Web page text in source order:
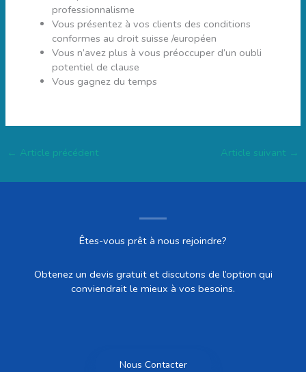
professionnalisme
Vous présentez à vos clients des conditions
conformes au droit suisse /européen
Vous n’avez plus à vous préoccuper d’un oubli
potentiel de clause
Vous gagnez du temps
← Article précédent Article suivant →
Êtes-vous prêt à nous rejoindre?
Obtenez un devis gratuit et discutons de l’option qui
conviendrait le mieux à vos besoins.
Nous Contacter